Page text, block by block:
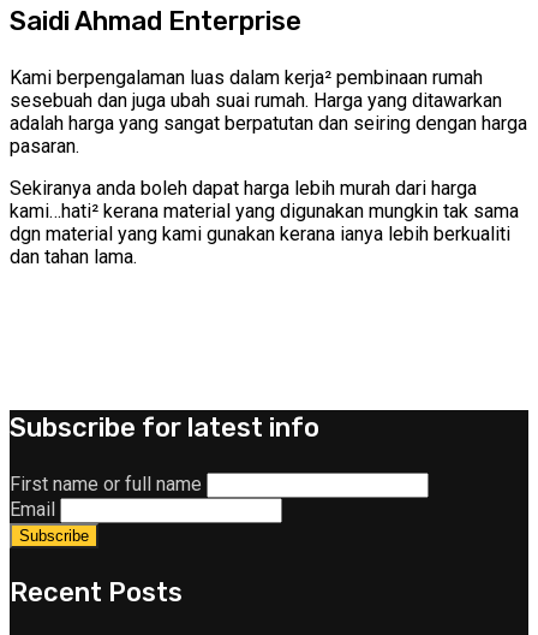
Saidi Ahmad Enterprise
Kami berpengalaman luas dalam kerja² pembinaan rumah
sesebuah dan juga ubah suai rumah. Harga yang ditawarkan
adalah harga yang sangat berpatutan dan seiring dengan harga
pasaran.
Sekiranya anda boleh dapat harga lebih murah dari harga
kami…hati² kerana material yang digunakan mungkin tak sama
dgn material yang kami gunakan kerana ianya lebih berkualiti
dan tahan lama.
Subscribe for latest info
First name or full name
Email
Recent Posts